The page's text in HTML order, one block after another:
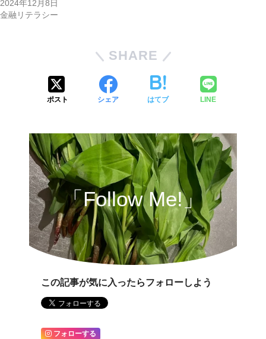
2024年12月8日
金融リテラシー
SHARE
ポスト シェア はてブ LINE
「Follow Me!」
この記事が気に入ったらフォローしよう
フォローする